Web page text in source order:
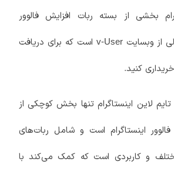
بخشی از بسته ربات افزایش فالوور
اینستاگرام و محصولی از وبسایت v-User است که برای دریافت
کنید.
لاین اینستاگرام تنها بخش کوچکی از
اینستاگرام است و شامل ربات‌های
و کاربردی است که کمک می‌کند با